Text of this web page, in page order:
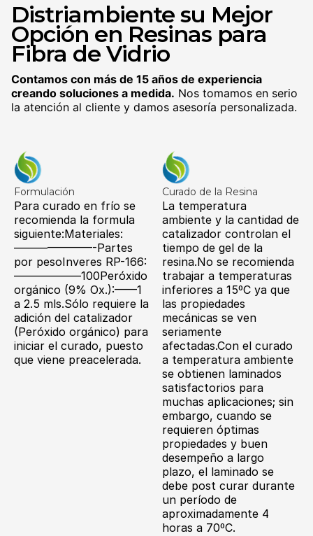
Distriambiente su Mejor
Opción en Resinas para
Fibra de Vidrio
Contamos con más de 15 años de experiencia
creando soluciones a medida. Nos tomamos en serio
la atención al cliente y damos asesoría personalizada.
Formulación
Para curado en frío se
recomienda la formula
siguiente:Materiales:
———————-Partes
por pesoInveres RP-166:
——————100Peróxido
orgánico (9% Ox.):——1
a 2.5 mls.Sólo requiere la
adición del catalizador
(Peróxido orgánico) para
iniciar el curado, puesto
que viene preacelerada.
Curado de la Resina
La temperatura
ambiente y la cantidad de
catalizador controlan el
tiempo de gel de la
resina.No se recomienda
trabajar a temperaturas
inferiores a 15ºC ya que
las propiedades
mecánicas se ven
seriamente
afectadas.Con el curado
a temperatura ambiente
se obtienen laminados
satisfactorios para
muchas aplicaciones; sin
embargo, cuando se
requieren óptimas
propiedades y buen
desempeño a largo
plazo, el laminado se
debe post curar durante
un período de
aproximadamente 4
horas a 70ºC.